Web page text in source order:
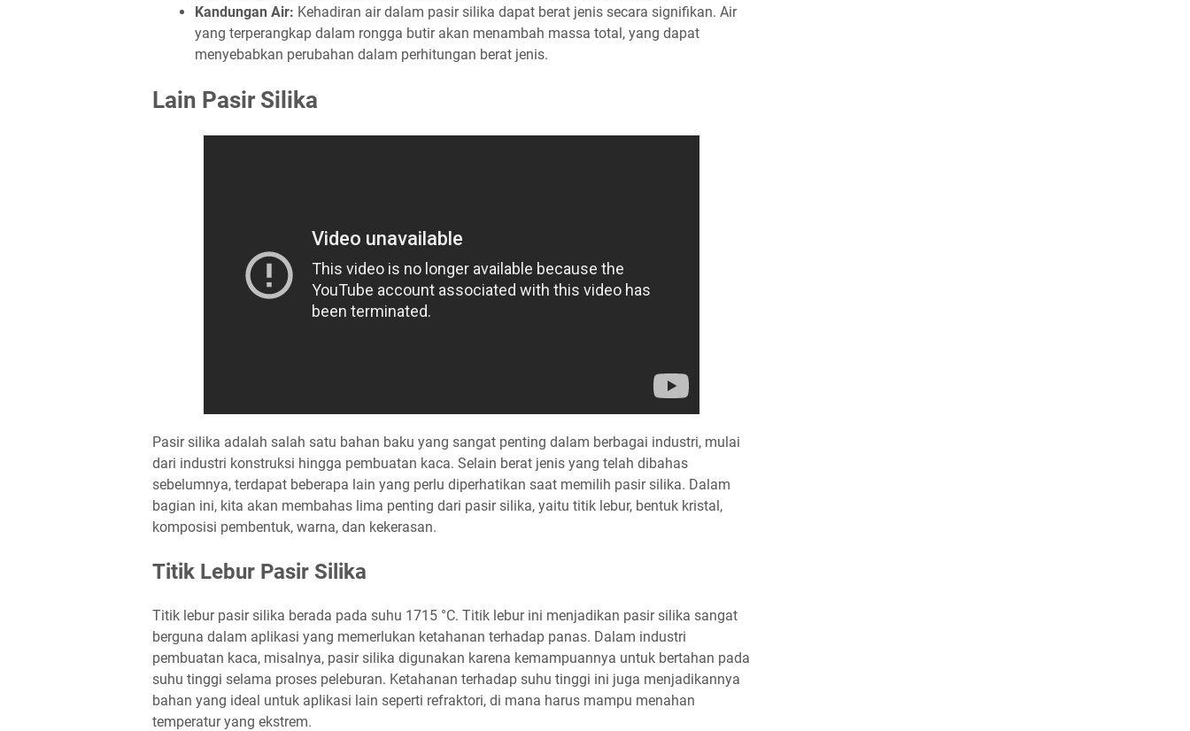
Kandungan Air: Kehadiran air dalam pasir silika dapat berat jenis secara signifikan. Air
yang terperangkap dalam rongga butir akan menambah massa total, yang dapat
menyebabkan perubahan dalam perhitungan berat jenis.
Lain Pasir Silika
Pasir silika adalah salah satu bahan baku yang sangat penting dalam berbagai industri, mulai
dari industri konstruksi hingga pembuatan kaca. Selain berat jenis yang telah dibahas
sebelumnya, terdapat beberapa lain yang perlu diperhatikan saat memilih pasir silika. Dalam
bagian ini, kita akan membahas lima penting dari pasir silika, yaitu titik lebur, bentuk kristal,
komposisi pembentuk, warna, dan kekerasan.
Titik Lebur Pasir Silika
Titik lebur pasir silika berada pada suhu 1715 °C. Titik lebur ini menjadikan pasir silika sangat
berguna dalam aplikasi yang memerlukan ketahanan terhadap panas. Dalam industri
pembuatan kaca, misalnya, pasir silika digunakan karena kemampuannya untuk bertahan pada
suhu tinggi selama proses peleburan. Ketahanan terhadap suhu tinggi ini juga menjadikannya
bahan yang ideal untuk aplikasi lain seperti refraktori, di mana harus mampu menahan
temperatur yang ekstrem.